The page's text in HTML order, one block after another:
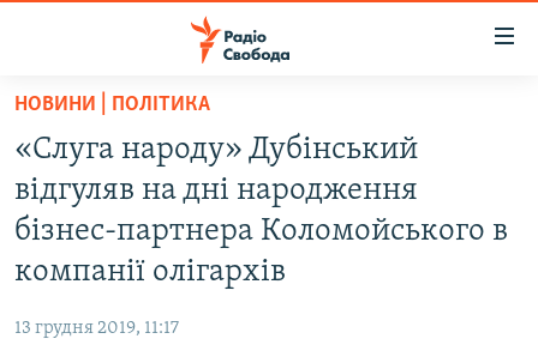
Перейти
основного
матеріалу
Перейти
до
основної
Перейти
ВСЕ ЗА ДОБУ
СТАТТІ
СУСПІЛЬСТВО
ДОНБАС.РЕАЛІЇ
НОВИНИ | ПОЛІТИКА
«Слуга народу» Дубінський
відгуляв на дні народження
бізнес-партнера Коломойського в
компанії олігархів
13 грудня 2019, 11:17